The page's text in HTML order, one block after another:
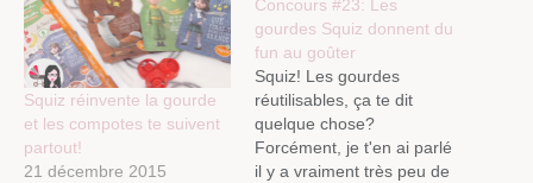
Squiz réinvente la gourde
et les compotes te suivent
partout!
21 décembre 2015
Concours #23: Les
gourdes Squiz donnent du
fun au goûter
Squiz! Les gourdes
réutilisables, ça te dit
quelque chose?
Forcément, je t'en ai parlé
il y a vraiment très peu de